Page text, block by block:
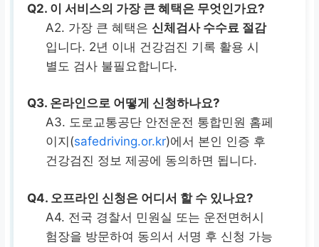
Q2. 이 서비스의 가장 큰 혜택은 무엇인가요?
A2. 가장 큰 혜택은 신체검사 수수료 절감
입니다. 2년 이내 건강검진 기록 활용 시
별도 검사 불필요합니다.
Q3. 온라인으로 어떻게 신청하나요?
A3. 도로교통공단 안전운전 통합민원 홈페
이지(safedriving.or.kr)에서 본인 인증 후
건강검진 정보 제공에 동의하면 됩니다.
Q4. 오프라인 신청은 어디서 할 수 있나요?
A4. 전국 경찰서 민원실 또는 운전면허시
험장을 방문하여 동의서 서명 후 신청 가능